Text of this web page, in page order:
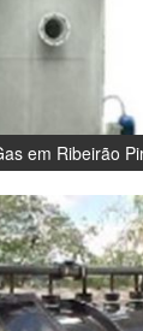
em Ribeirão